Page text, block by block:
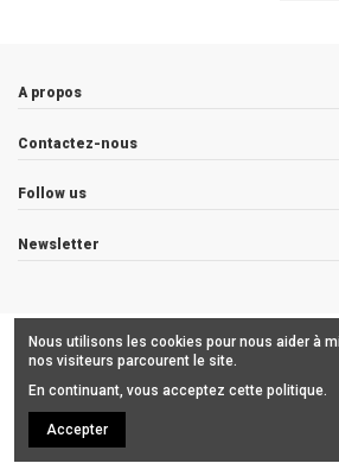
A propos
Contactez-nous
Follow us
Newsletter
Copyrights © 2019 ALCHIMISTES
Nous utilisons les cookies pour nous aider à
nos visiteurs parcourent le site.
En continuant, vous acceptez cette politique.
Accepter